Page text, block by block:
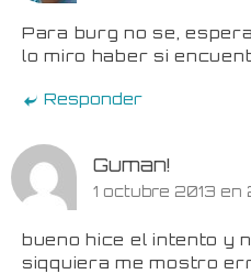
Para burg no se,
lo miro haber si
Responder
Guman!
1 octubre 2013 en
bueno hice el intento y
siqquiera me mostro